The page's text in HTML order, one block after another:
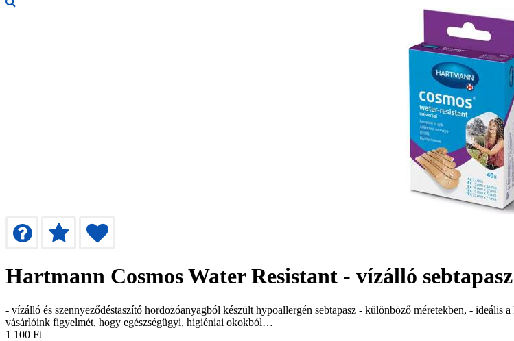
Hartmann Cosmos Water Resistant - vízálló
- vízálló és szennyeződéstaszító hordozóanyagból készült hypoallergén sebtapasz - különböző méretekben, -
vásárlóink figyelmét, hogy egészségügyi, higiéniai okokból…
1 100 Ft